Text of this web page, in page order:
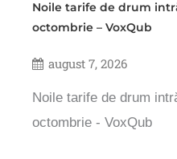
Noile tarife de drum
octombrie – VoxQub
august 7, 2026
Noile tarife de drum
octombrie - VoxQub